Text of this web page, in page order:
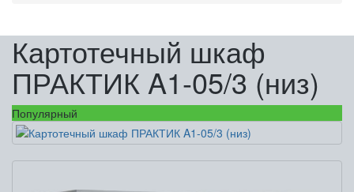
Картотечный шкаф
ПРАКТИК A1-05/3 (низ)
Популярный